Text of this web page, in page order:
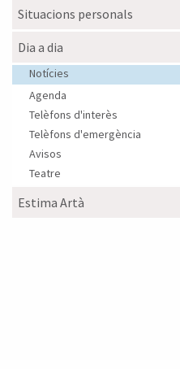
Situacions personals
Dia a dia
Notícies
Agenda
Telèfons d'interès
Telèfons d'emergència
Avisos
Teatre
Estima Artà